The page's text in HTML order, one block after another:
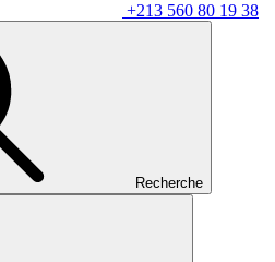
+213 560 80 19 38
Recherche